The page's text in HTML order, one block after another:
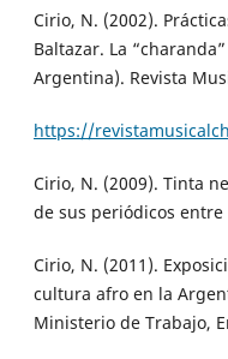
Cirio, N. (2002).
Baltazar. La
Argentina). Revista
https://
Cirio, N. (2009). Tinta
de sus periódicos entre
Cirio, N. (2011).
cultura afro en la
Ministerio de Trabajo,